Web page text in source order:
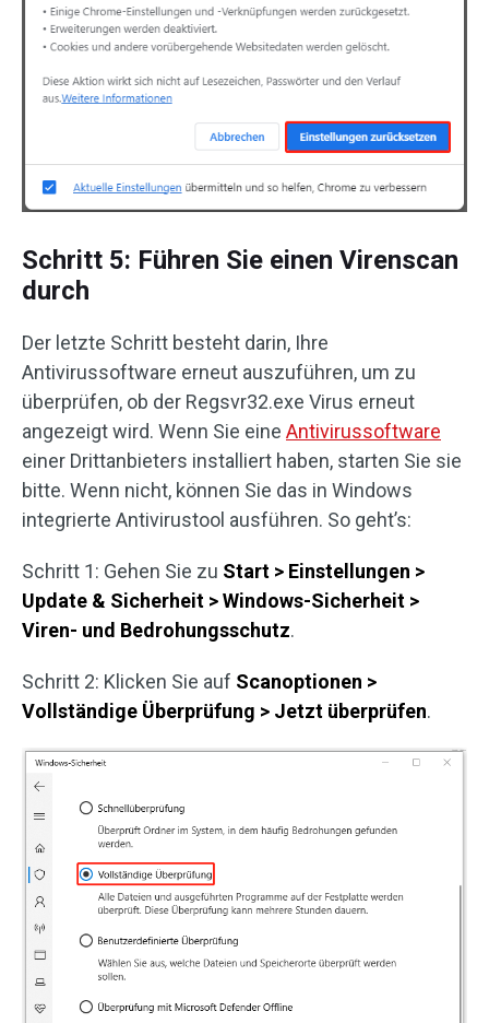
Schritt 5: Führen Sie einen Virenscan
durch
Der letzte Schritt besteht darin, Ihre
Antivirussoftware erneut auszuführen, um zu
überprüfen, ob der Regsvr32.exe Virus erneut
angezeigt wird. Wenn Sie eine Antivirussoftware
einer Drittanbieters installiert haben, starten Sie sie
bitte. Wenn nicht, können Sie das in Windows
integrierte Antivirustool ausführen. So geht’s:
Schritt 1: Gehen Sie zu Start > Einstellungen >
Update & Sicherheit > Windows-Sicherheit >
Viren- und Bedrohungsschutz.
Schritt 2: Klicken Sie auf Scanoptionen >
Vollständige Überprüfung > Jetzt überprüfen.